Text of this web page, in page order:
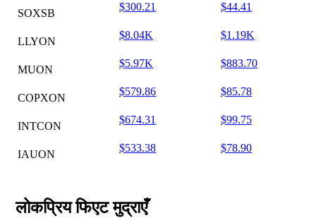
SOXSB
$300.21 $44.41
LLYON
$8.04K $1.19K
MUON
$5.97K $883.70
COPXON
$579.86 $85.78
INTCON
$674.31 $99.75
IAUON
$533.38 $78.90
लोकप्रिय फिएट मुद्राएँ